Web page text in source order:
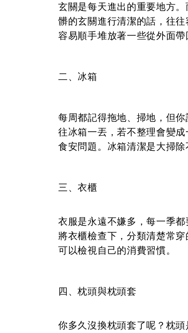
玄關是每天進出的重要地方
髒的玄關進行清潔的話，往
容易順手堆放著一些從外面
二、冰箱
每周都記得拖地、掃地，但
往冰箱一丟，若不整理會變
食安問題。冰箱清潔是大掃除
三、衣櫃
衣服是永遠不嫌多，每一季
將衣櫃檢查下，分類清楚常
可以檢視自己的消費習慣。
四、枕頭與枕頭套
你多久沒換枕頭套了呢？枕